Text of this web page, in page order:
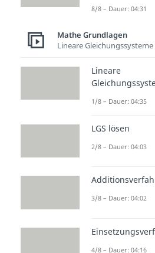
Diese
Absolute und
A steht dabei
bezeichnet die
8/8 – Dauer: 04:31
Mathe Grundlagen
Lineare Gleichungssysteme
Lineare
1/8 – Dauer: 04:35
LGS lösen
2/8 – Dauer: 04:03
3/8 – Dauer: 04:02
4/8 – Dauer: 04:16